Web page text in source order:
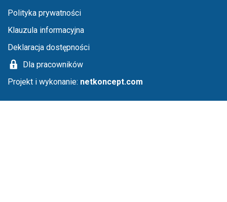
Menu stopka
Polityka prywatności
Klauzula informacyjna
Deklaracja dostępności
Dla pracowników
Projekt i wykonanie: netkoncept.com